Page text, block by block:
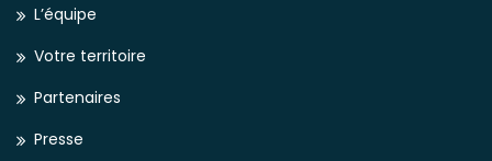
L’équipe
Votre territoire
Partenaires
Presse